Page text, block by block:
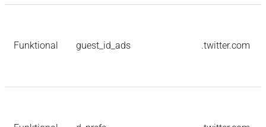
Funktional guest_id_ads .twitter.com